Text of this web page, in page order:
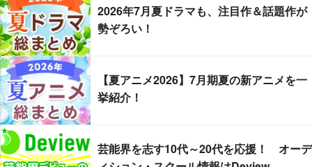
2026年7月夏ドラマも、注目作＆話題作が
勢ぞろい！
【夏アニメ2026】7月期夏の新アニメを一
挙紹介！
芸能界を志す10代～20代を応援！ オーデ